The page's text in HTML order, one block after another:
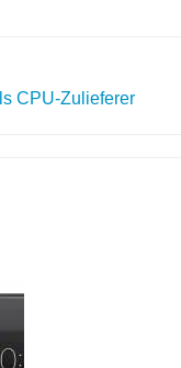
CPU-Zulieferer